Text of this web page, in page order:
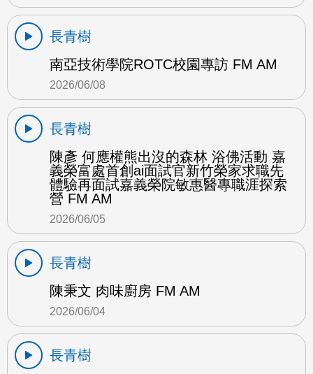
長青樹
南亞技術學院ROTC校園專訪 FM AM
2026/06/08
長青樹
陳彥 何應權熊出沒的森林 浴佛活動 嘉
義榮富處首創ai面試官新竹榮家求職先
體驗再面試嘉義榮院敏惠醫專職涯探索
營 FM AM
2026/06/05
長青樹
陳秉文 肉味廚房 FM AM
2026/06/04
長青樹